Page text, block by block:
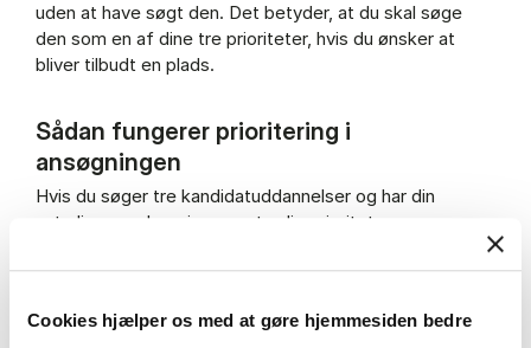
Cookies hjælper os med at gøre hjemmesiden bedre
uden at have søgt den. Det betyder, at du skal søge
den som en af dine tre prioriteter, hvis du ønsker at
bliver tilbudt en plads.
Sådan fungerer prioritering i
ansøgningen
Hvis du søger tre kandidatuddannelser og har din
naturlige overbygning som tredje prioritet:
Hvis du ikke får plads her, vurderer vi din tredje